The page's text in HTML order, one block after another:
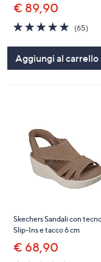
€ 89,90
4.7
of
5
Stars
(65)65
Aggiungi al carrello
Skechers Sandali con
Slip-Ins e tacco 6 cm
€ 68,90